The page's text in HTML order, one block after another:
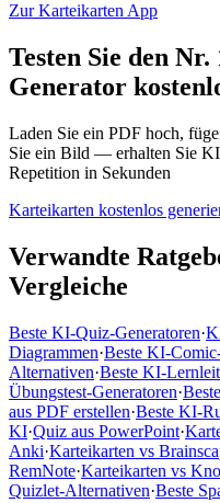
Zur Karteikarten App
Testen Sie den
Generator
Laden Sie ein PDF hoch,
Sie ein Bild — erhalten Sie
Repetition in Sekunden
Karteikarten kostenlos
Verwandte
Vergleiche
Beste KI-Quiz-Generatoren·
Diagrammen·Beste KI-
Alternativen·Beste KI-
Übungstest-Generatoren·
aus PDF erstellen·Beste KI-
KI·Quiz aus PowerPoint·
Anki·Karteikarten vs
RemNote·Karteikarten vs
Quizlet-Alternativen·Beste